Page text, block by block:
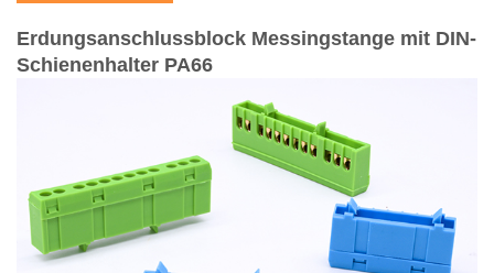
Erdungsanschlussblock Messingstange mit DIN-
Schienenhalter PA66